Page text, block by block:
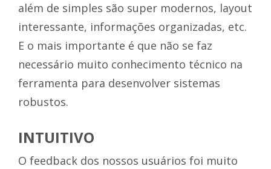
além de simples são super modernos, layout
interessante, informações organizadas, etc.
E o mais importante é que não se faz
necessário muito conhecimento técnico na
ferramenta para desenvolver sistemas
robustos.
INTUITIVO
O feedback dos nossos usuários foi muito